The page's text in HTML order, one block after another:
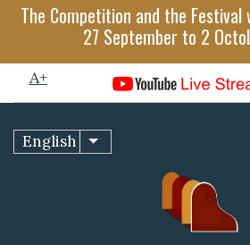
Skip
content
The Competition and the
27 September to 2
English List additional actions
A+
100%
read